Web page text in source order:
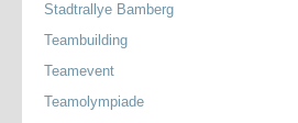
Stadtrallye Bamberg
Teambuilding
Teamevent
Teamolympiade